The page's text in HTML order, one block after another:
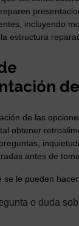
incluyendo
estructura
de las
obtener
antes de
se le pueden
o duda